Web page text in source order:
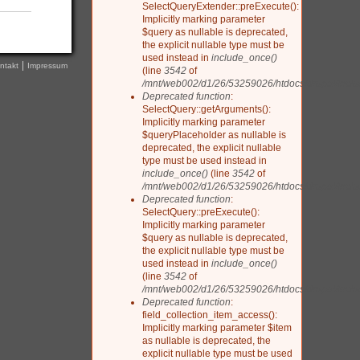
SelectQueryExtender::preExecute():
Implicitly marking parameter
$query as nullable is deprecated,
the explicit nullable type must be
used instead in include_once()
(line 3542 of
/mnt/web002/d1/26/53259026/htdocs/drupal/
Deprecated function:
SelectQuery::getArguments():
Implicitly marking parameter
$queryPlaceholder as nullable is
deprecated, the explicit nullable
type must be used instead in
include_once() (line 3542 of
/mnt/web002/d1/26/53259026/htdocs/drupal/
Deprecated function:
SelectQuery::preExecute():
Implicitly marking parameter
$query as nullable is deprecated,
the explicit nullable type must be
used instead in include_once()
(line 3542 of
/mnt/web002/d1/26/53259026/htdocs/drupal/
Deprecated function:
field_collection_item_access():
Implicitly marking parameter $item
as nullable is deprecated, the
explicit nullable type must be used
Impressum